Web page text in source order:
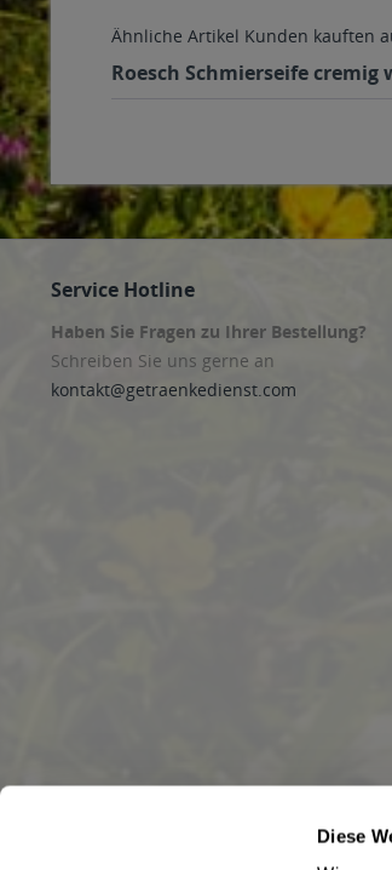
Diese
Ähnliche Artikel Kunden kauften
Roesch Schmierseife
Service Hotline
Haben Sie Fragen zu Ihrer Bestellung?
Schreiben Sie uns gerne an
kontakt@getraenkedienst.com